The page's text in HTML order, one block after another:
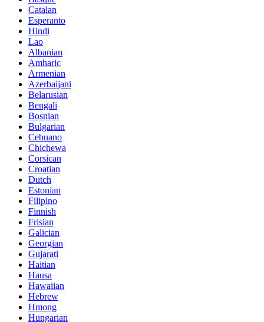
Catalan
Esperanto
Hindi
Lao
Albanian
Amharic
Armenian
Azerbaijani
Belarusian
Bengali
Bosnian
Bulgarian
Cebuano
Chichewa
Corsican
Croatian
Dutch
Estonian
Filipino
Finnish
Frisian
Galician
Georgian
Gujarati
Haitian
Hausa
Hawaiian
Hebrew
Hmong
Hungarian